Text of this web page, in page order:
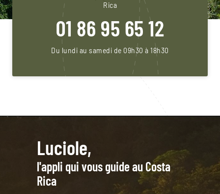
Rica
01 86 95 65 12
Du lundi au samedi de 09h30 à 18h30
Luciole,
l'appli qui vous guide au Costa
Rica